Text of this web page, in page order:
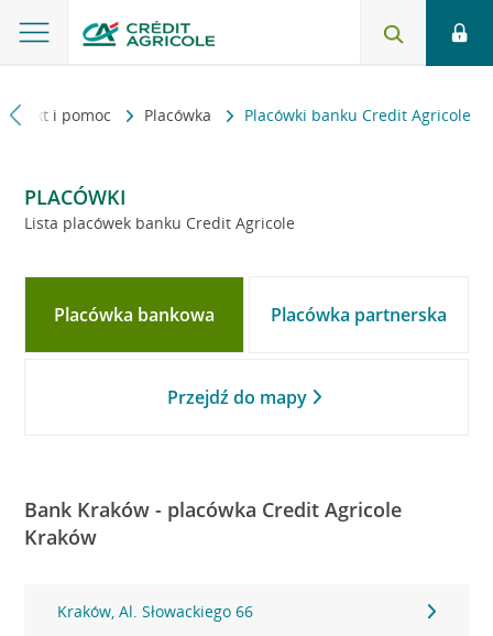
i pomoc Placówka Placówki banku Credit Agricole
PLACÓWKI
Lista placówek banku Credit Agricole
Placówka bankowa Placówka partnerska
Przejdź do mapy
Bank Kraków - placówka Credit Agricole
Kraków
Kraków, Al. Słowackiego 66